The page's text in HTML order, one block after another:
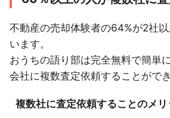
不動産の売却体験者の64%が2社
います。
おうちの語り部は完全無料で簡単
会社に複数査定依頼することができ
複数社に査定依頼することのメリ